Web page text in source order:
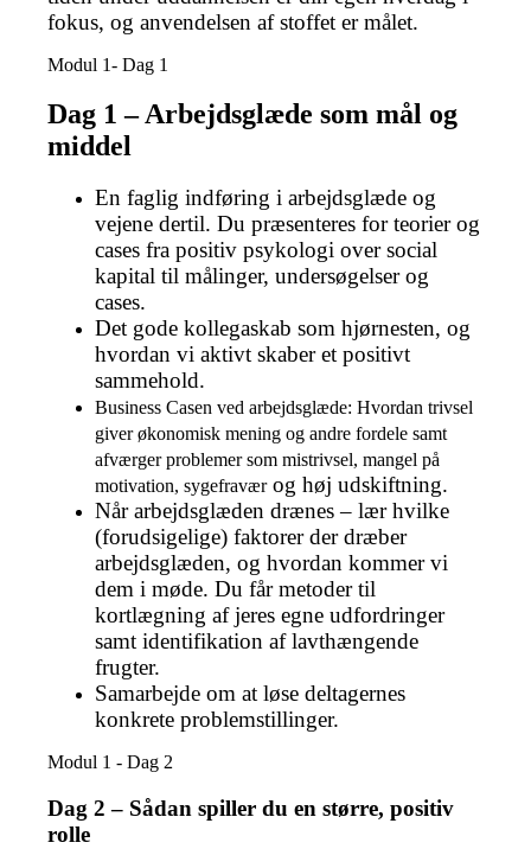
fokus, og anvendelsen af stoffet er målet.
Modul 1- Dag 1
Dag 1 – Arbejdsglæde som mål og
middel
En faglig indføring i arbejdsglæde og
vejene dertil. Du præsenteres for teorier og
cases fra positiv psykologi over social
kapital til målinger, undersøgelser og
cases.
Det gode kollegaskab som hjørnesten, og
hvordan vi aktivt skaber et positivt
sammehold.
Business Casen ved arbejdsglæde: Hvordan trivsel
giver økonomisk mening og andre fordele samt
afværger problemer som mistrivsel, mangel på
motivation, sygefraværog høj udskiftning.
Når arbejdsglæden drænes – lær hvilke
(forudsigelige) faktorer der dræber
arbejdsglæden, og hvordan kommer vi
dem i møde. Du får metoder til
kortlægning af jeres egne udfordringer
samt identifikation af lavthængende
frugter.
Samarbejde om at løse deltagernes
konkrete problemstillinger.
Modul 1 - Dag 2
Dag 2 – Sådan spiller du en større, positiv
rolle